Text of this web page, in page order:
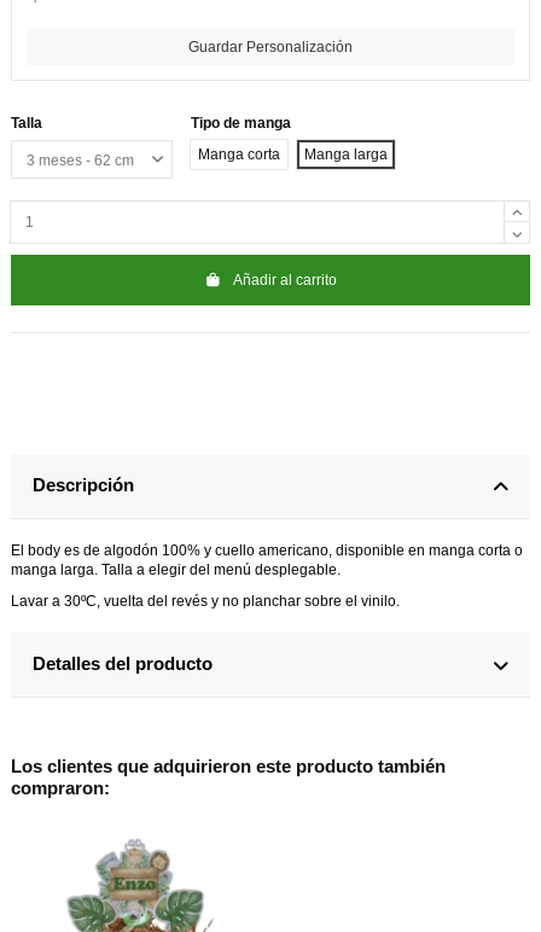
Guardar Personalización
Talla
Tipo de manga
Manga corta
Manga larga
Añadir al carrito
Descripción
El body es de algodón 100% y cuello americano, disponible en manga corta o
manga larga. Talla a elegir del menú desplegable.
Lavar a 30ºC, vuelta del revés y no planchar sobre el vinilo.
Detalles del producto
Los clientes que adquirieron este producto también
compraron: